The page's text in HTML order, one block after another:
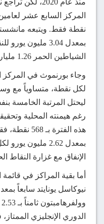
نقطة فقط. ويتبعه
بمعدل 3.04 مليون
الشياطين الحمر 1.26 مليار يورو محققين 415 نقطة.
لكل نقطة، متساوياً مع
ليحتل المرتبة الخامسة
رغم هيمنته المحلية
هذه الفترة
بمعدل 2.62
الإنفاق مع غزارة النقاط
أما بقية المراكز في قائمة